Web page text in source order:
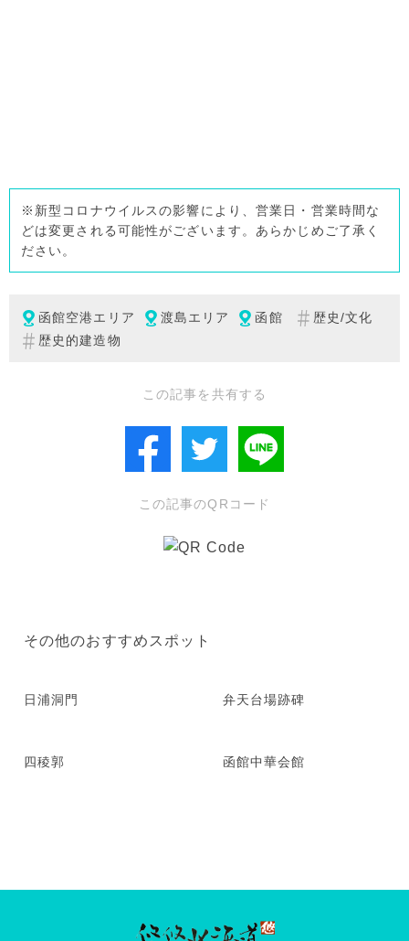
※新型コロナウイルスの影響により、営業日・営業時間な
どは変更される可能性がございます。あらかじめご了承く
ださい。
函館空港エリア 渡島エリア 函館
歴史/文化
歴史的建造物
この記事を共有する
この記事のQRコード
その他のおすすめスポット
日浦洞門 弁天台場跡碑
四稜郭 函館中華会館